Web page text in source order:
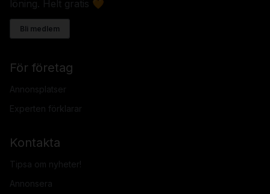
löning. Helt gratis 🧡
Bli medlem
För företag
Annonsplatser
Experten förklarar
Kontakta
Tipsa om nyheter!
Annonsera